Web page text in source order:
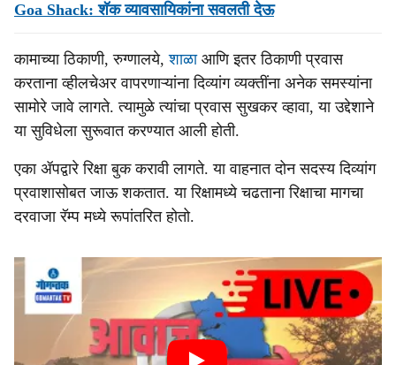
Goa Shack: शॅक व्यावसायिकांना सवलती देऊ
कामाच्या ठिकाणी, रुग्णालये,शाळाआणि इतर ठिकाणी प्रवास
करताना व्हीलचेअर वापरणाऱ्यांना दिव्यांग व्यक्तींना अनेक समस्यांना
सामोरे जावे लागते. त्यामुळे त्यांचा प्रवास सुखकर व्हावा, या उद्देशाने
या सुविधेला सुरूवात करण्यात आली होती.
एका ॲपद्वारे रिक्षा बुक करावी लागते. या वाहनात दोन सदस्य दिव्यांग
प्रवाशासोबत जाऊ शकतात. या रिक्षामध्ये चढताना रिक्षाचा मागचा
दरवाजा रॅम्प मध्ये रूपांतरित होतो.